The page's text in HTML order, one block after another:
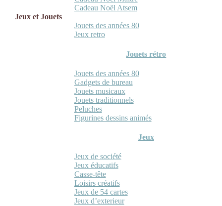
Cadeau Noël Atsem
Jeux et Jouets
Jouets des années 80
Jeux retro
Jouets rétro
Jouets des années 80
Gadgets de bureau
Jouets musicaux
Jouets traditionnels
Peluches
Figurines dessins animés
Jeux
Jeux de société
Jeux éducatifs
Casse-tête
Loisirs créatifs
Jeux de 54 cartes
Jeux d’exterieur